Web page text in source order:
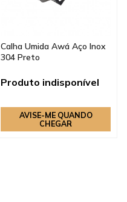
Calha Umida Awá Aço Inox
304 Preto
Produto indisponível
AVISE-ME QUANDO
CHEGAR